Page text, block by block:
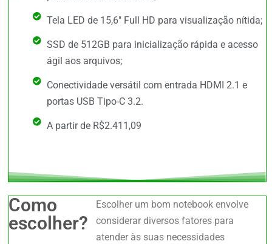
Tela LED de 15,6" Full HD para visualização nítida;
SSD de 512GB para inicialização rápida e acesso
ágil aos arquivos;
Conectividade versátil com entrada HDMI 2.1 e
portas USB Tipo-C 3.2.
A partir de R$2.411,09
Como
escolher?
Escolher um bom notebook envolve
considerar diversos fatores para
atender às suas necessidades